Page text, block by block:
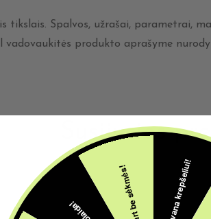
Spalvos, užrašai, parametrai,
produkto aprašyme
Susijusios
5€ dovana krepšeliui!
Šįkart be sėkmės!